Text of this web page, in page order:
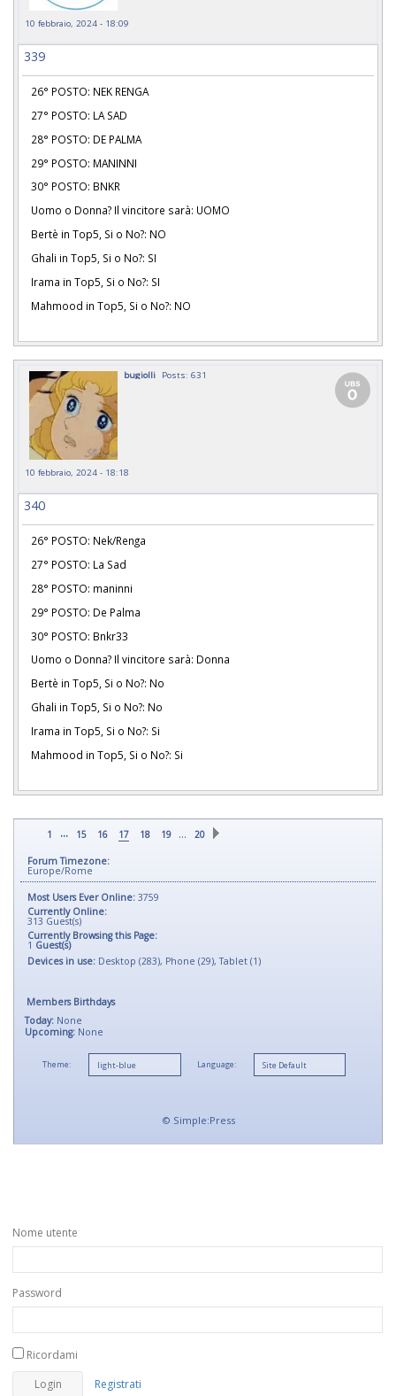
10 febbraio, 2024 - 18:09
339
26° POSTO: NEK RENGA
27° POSTO: LA SAD
28° POSTO: DE PALMA
29° POSTO: MANINNI
30° POSTO: BNKR
Uomo o Donna? Il vincitore sarà: UOMO
Bertè in Top5, Si o No?: NO
Ghali in Top5, Si o No?: SI
Irama in Top5, Si o No?: SI
Mahmood in Top5, Si o No?: NO
bugiolli Posts: 631
10 febbraio, 2024 - 18:18
340
26° POSTO: Nek/Renga
27° POSTO: La Sad
28° POSTO: maninni
29° POSTO: De Palma
30° POSTO: Bnkr33
Uomo o Donna? Il vincitore sarà: Donna
Bertè in Top5, Si o No?: No
Ghali in Top5, Si o No?: No
Irama in Top5, Si o No?: Si
Mahmood in Top5, Si o No?: Si
1 ... 15 16 17 18 19 … 20
Forum Timezone:
Europe/Rome
Most Users Ever Online: 3759
Currently Online:
313 Guest(s)
Currently Browsing this Page:
1 Guest(s)
Devices in use: Desktop (283), Phone (29), Tablet (1)
Members Birthdays
Today: None
Upcoming: None
Theme: Language:
© Simple:Press
Nome utente
Password
Ricordami
Registrati